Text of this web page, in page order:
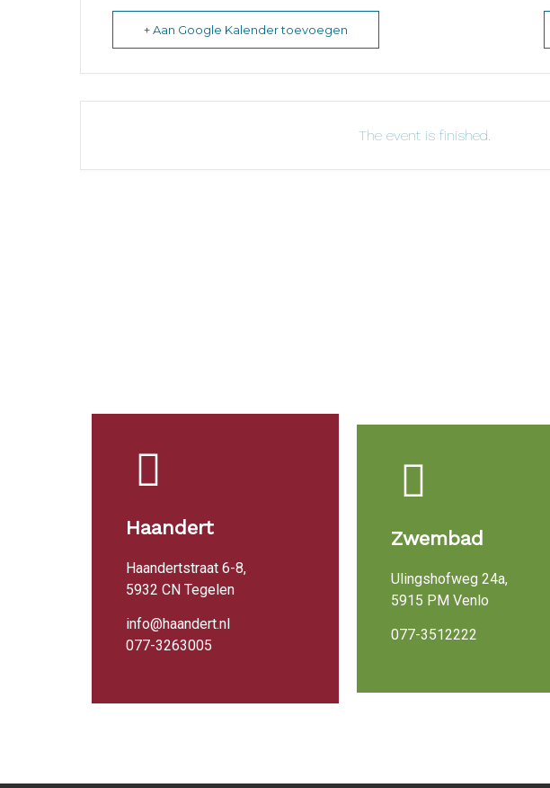
+ Aan Google Kalender toevoegen
The event is finished.
Haandert
Haandertstraat 6-8,
5932 CN Tegelen
info@haandert.nl
077-3263005
Zwembad
Ulingshofweg 24a,
5915 PM Venlo
077-3512222